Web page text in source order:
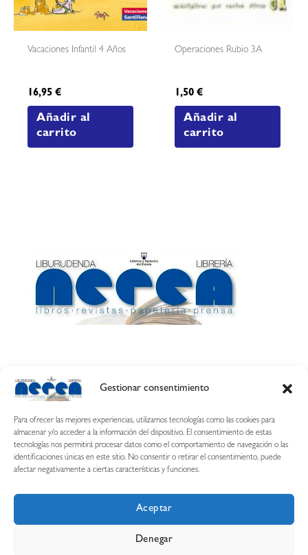
Gestionar consentimiento
Para ofrecer las mejores experiencias, utilizamos tecnologías como las cookies para
almacenar y/o acceder a la información del dispositivo. El consentimiento de estas
tecnologías nos permitirá procesar datos como el comportamiento de navegación o las
identificaciones únicas en este sitio. No consentir o retirar el consentimiento, puede
afectar negativamente a ciertas características y funciones.
Aceptar
Denegar
Vacaciones Infantil 4 Años
16,95€
Añadir al
carrito
Operaciones Rubio 3A
1,50€
Añadir al
carrito
Calle Esquíroz, 27
687 54 31 70
nerearetamonge@gmail.com
Aviso legal